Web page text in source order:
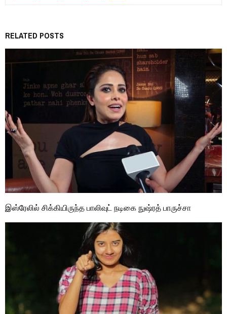
RELATED POSTS
இஸ்ரேலில் சிக்கியிருந்த பாலிவுட் நடிகை நுஷ்ரத் பாருச்சா